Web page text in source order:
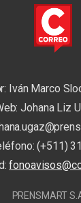
Iván Marco
Johana Liz
(+511)
PRENSMART